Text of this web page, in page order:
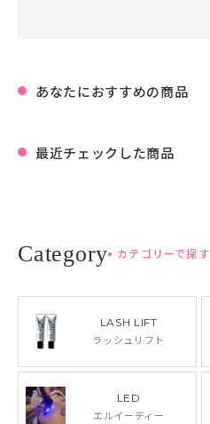
あなたにおすすめの商品
最近チェックした商品
カテゴリーで探す
LASH LIFT
ラッシュリフト
LED
エルイーディー